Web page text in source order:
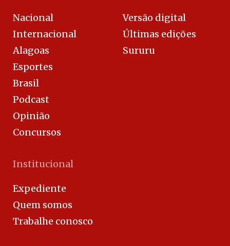
Nacional
Internacional
Alagoas
Esportes
Brasil
Podcast
Opinião
Concursos
Versão digital
Últimas edições
Sururu
Institucional
Expediente
Quem somos
Trabalhe conosco